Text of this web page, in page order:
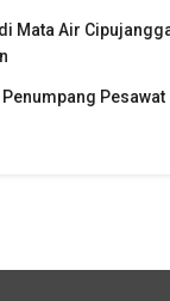
Mata Air
Pesawat